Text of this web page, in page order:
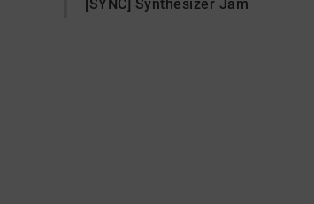
[SYNC] Synthesizer Jam